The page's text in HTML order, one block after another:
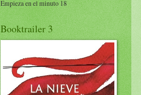
Empieza en el minuto 18
Booktrailer 3